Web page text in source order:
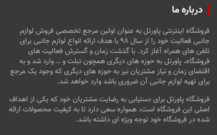
درباره ما
فروشگاه اینترنتی پاورتل به عنوان اولین مرجع تخصصی فروش لوازم
جانبی فعالیت خود را از سال ۹۸ با هدف ارائه انواع لوازم جانبی برای
تلفن های همراه آغاز کرد. با گذشت زمان و گسترش فعالیت های
فروشگاه، پاورتل به حوزه های دیگری همچون تبلت و … وارد شد و به
اقتضای زمان و نیاز مشتریان نیز به حوزه های دیگری که وجود یک مرجع
برای تهیه لوازم جانبی آن ضروری باشد وارد خواهد شد.
فروشگاه پاورتل برای دستیابی به رضایت مشتریان خود که یکی از اهداف
اصلی این فروشگاه است، همواره سعی دارد تا به کیفیت محصولات ارائه
شده در فروشگاه خود توجه ویژه ای داشته باشد.